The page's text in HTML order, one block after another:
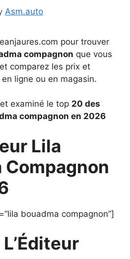
Asm.auto
pour trouver
compagnon que vous
comparez les prix et
ligne ou en magasin.
examiné le top 20 des
compagnon en 2026
Lila
Compagnon
bouadma compagnon”]